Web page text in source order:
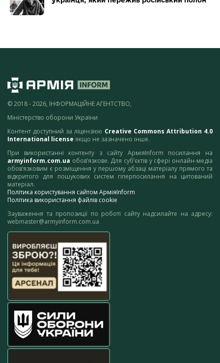
© 2018 - 2026, ІНФОРМАЦІЙНЕ АГЕНТСТВО,
Міністерство оборони України
Контент доступний за ліцензією Creative Commons Attribution 4.0
International license якщо не зазначено інше.
При використанні контенту з сайту АрміяInform посилання на
armyinform.com.ua обов’язкове. Для суб’єктів у сфері онлайн-медіа
обов’язковим є розміщення у першому абзаці матеріалу прямого та
відкритого для пошукових систем гіперпосилання на цитований
матеріал.
Політика користування сайтом АрміяInform
Політика використання файлів cookie
Зауваження та пропозиції по роботі сайту надсилайте на адресу:
webmaster@armyinform.com.ua